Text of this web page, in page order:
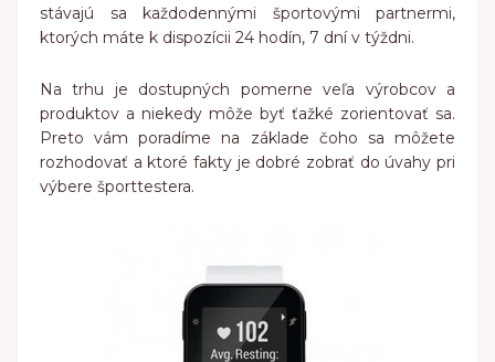
stávajú sa každodennými športovými partnermi,
ktorých máte k dispozícii 24 hodín, 7 dní v týždni.
Na trhu je dostupných pomerne veľa výrobcov a
produktov a niekedy môže byť ťažké zorientovať sa.
Preto vám poradíme na základe čoho sa môžete
rozhodovať a ktoré fakty je dobré zobrať do úvahy pri
výbere športtestera.